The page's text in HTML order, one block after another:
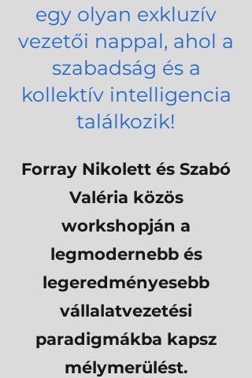
egy olyan exkluzív
vezetői nappal, ahol a
szabadság és a
kollektív intelligencia
találkozik!
Forray Nikolett és Szabó
Valéria közös
workshopján a
legmodernebb és
legeredményesebb
vállalatvezetési
paradigmákba kapsz
mélymerülést.